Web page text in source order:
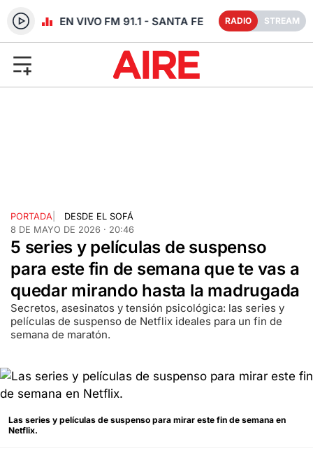
RADIO EN VIVO FM 91.1 - SANTA FE RADIO STREAM
PORTADA
DESDE EL SOFÁ
8 DE MAYO DE 2026 · 20:46
5 series y películas de suspenso
para este fin de semana que te vas a
quedar mirando hasta la madrugada
Secretos, asesinatos y tensión psicológica: las series y
películas de suspenso de Netflix ideales para un fin de
semana de maratón.
Las series y películas de suspenso para mirar este fin de semana en
Netflix.